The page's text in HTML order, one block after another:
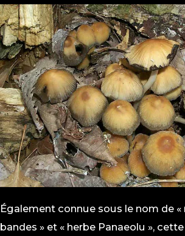
Également connue sous le nom de
bandes » et « herbe Panaeolu »,